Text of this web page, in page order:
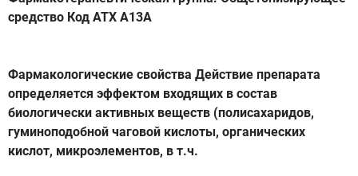
средство Код ATX А13А
Фармакологические свойства Действие препарата
определяется эффектом входящих в состав
биологически активных веществ (полисахаридов,
гуминоподобной чаговой кислоты, органических
кислот, микроэлементов, в т.ч.